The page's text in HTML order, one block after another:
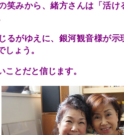
笑みから、緒方さんは「活け
るがゆえに、銀河観音様が
しょう。
ことだと信じます。